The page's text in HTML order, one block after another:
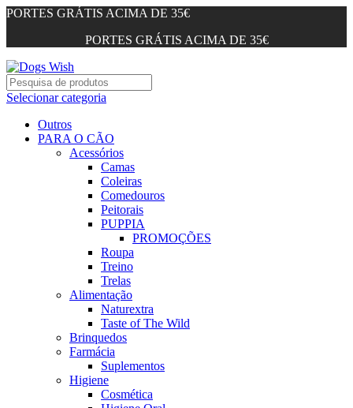
PORTES GRÁTIS ACIMA DE 35€
PORTES GRÁTIS ACIMA DE 35€
Selecionar categoria
Outros
PARA O CÃO
Acessórios
Camas
Coleiras
Comedouros
Peitorais
PUPPIA
PROMOÇÕES
Roupa
Treino
Trelas
Alimentação
Naturextra
Taste of The Wild
Brinquedos
Farmácia
Suplementos
Higiene
Cosmética